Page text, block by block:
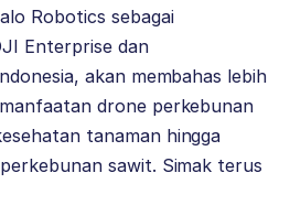
Robotics sebagai
Enterprisedan
akan membahas lebih
drone perkebunan
tanaman hingga
sawit. Simak terus